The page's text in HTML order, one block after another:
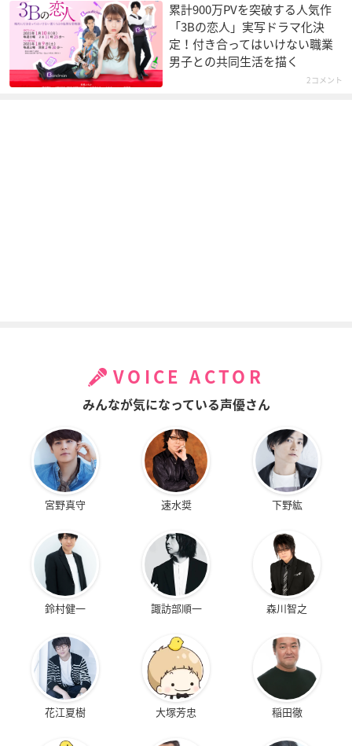
累計900万PVを突破する人気作
「3Bの恋人」実写ドラマ化決
定！付き合ってはいけない職業
男子との共同生活を描く
2コメント
VOICE ACTOR
みんなが気になっている声優さん
宮野真守 速水奨 下野紘
鈴村健一 諏訪部順一 森川智之
花江夏樹 大塚芳忠 稲田徹